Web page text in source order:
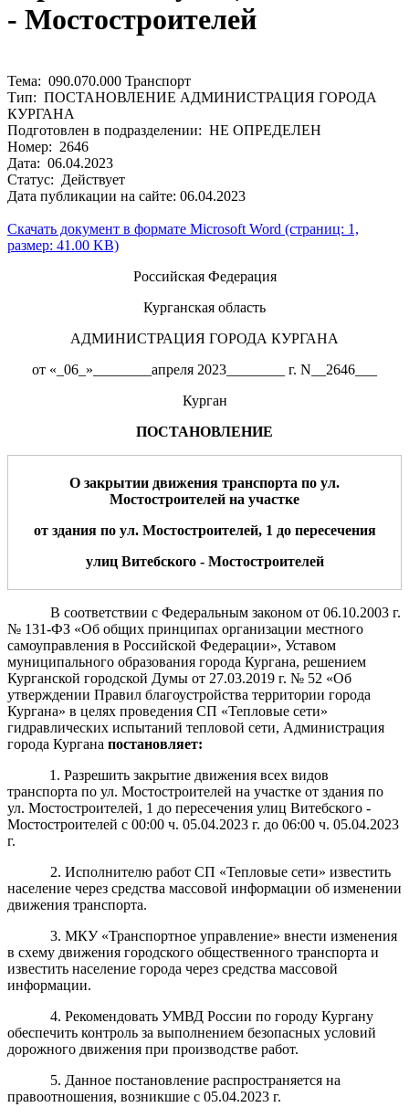
- Мостостроителей
Тема: 090.070.000 Транспорт
Тип: ПОСТАНОВЛЕНИЕ АДМИНИСТРАЦИЯ ГОРОДА
КУРГАНА
Подготовлен в подразделении: НЕ ОПРЕДЕЛЕН
Номер: 2646
Дата: 06.04.2023
Статус: Действует
Дата публикации на сайте: 06.04.2023
Скачать документ в формате Microsoft Word (страниц: 1,
размер: 41.00 KB)
Российская Федерация
Курганская область
АДМИНИСТРАЦИЯ ГОРОДА КУРГАНА
от «_06_»________апреля 2023________ г. N__2646___
Курган
ПОСТАНОВЛЕНИЕ
О закрытии движения транспорта по ул.
Мостостроителей на участке
от здания поул. Мостостроителей, 1 до пересечения
улиц Витебского - Мостостроителей
В соответствии с Федеральным законом от 06.10.2003 г.
№ 131-ФЗ «Об общих принципах организации местного
самоуправления в Российской Федерации», Уставом
муниципального образования города Кургана, решением
Курганской городской Думы от 27.03.2019 г. № 52 «Об
утверждении Правил благоустройства территории города
Кургана» в целях проведения СП «Тепловые сети»
гидравлических испытаний тепловой сети, Администрация
города Кургана постановляет:
1. Разрешить закрытие движения всех видов
транспорта по ул. Мостостроителей на участке от здания по
ул. Мостостроителей, 1 до пересечения улиц Витебского -
Мостостроителей с 00:00 ч. 05.04.2023 г. до 06:00 ч. 05.04.2023
г.
2. Исполнителю работ СП «Тепловые сети» известить
население через средства массовой информации об изменении
движения транспорта.
3. МКУ«Транспортное управление» внести изменения
в схему движения городского общественного транспорта и
известить население города через средства массовой
информации.
4. Рекомендовать УМВД России по городу Кургану
обеспечить контроль за выполнением безопасных условий
дорожного движения при производстве работ.
5. Данное постановление распространяется на
правоотношения, возникшие с 05.04.2023 г.